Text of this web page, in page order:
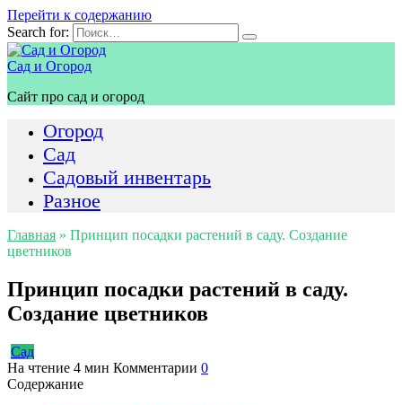
Перейти к содержанию
Search for:
Сад и Огород
Сайт про сад и огород
Огород
Сад
Садовый инвентарь
Разное
Главная » Принцип посадки растений в саду. Создание
цветников
Принцип посадки растений в саду.
Создание цветников
Сад
На чтение 4 мин Комментарии 0
Содержание